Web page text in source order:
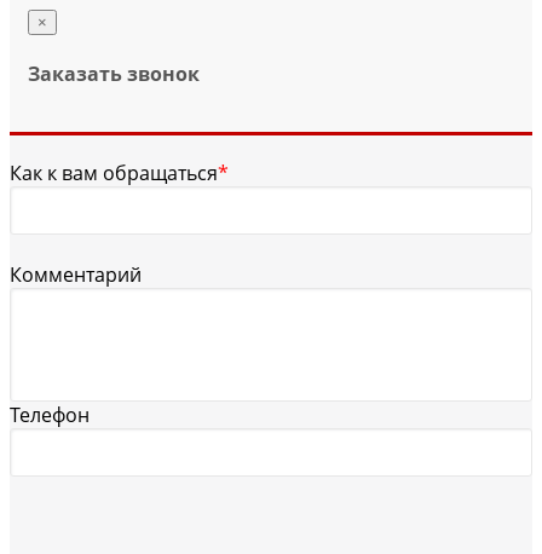
×
Заказать звонок
Как к вам обращаться*
Комментарий
Телефон